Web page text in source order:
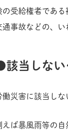
の受給権者であ
通事故などの、い
該当しない
働災害に該当しな
えば暴風雨等の